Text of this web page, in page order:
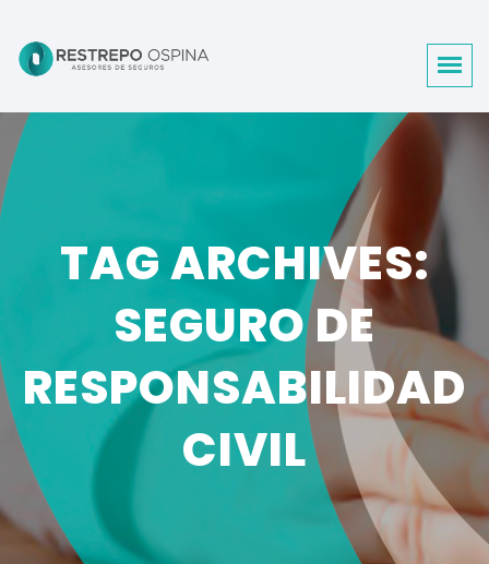
TAG ARCHIVES:
SEGURO DE
RESPONSABILIDAD
CIVIL